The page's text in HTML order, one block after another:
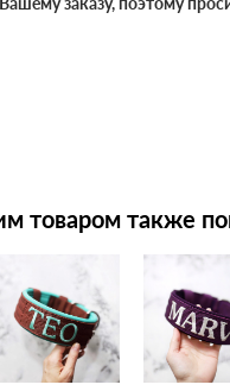
товаром также